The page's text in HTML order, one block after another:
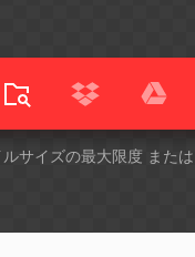
サイズの最大限度 または